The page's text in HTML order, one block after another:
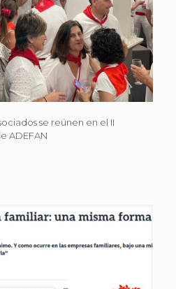
se reúnen en el II
ADEFAN